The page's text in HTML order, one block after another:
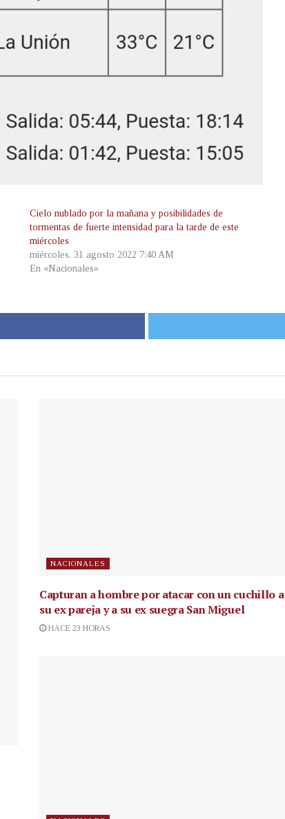
Cielo nublado por la mañana y posibilidades de
tormentas de fuerte intensidad para la tarde de este
miércoles
miércoles, 31 agosto 2022 7:40 AM
En «Nacionales»
NACIONALES
Capturan a hombre por atacar con un cuchillo a
su ex pareja y a su ex suegra San Miguel
HACE 23 HORAS